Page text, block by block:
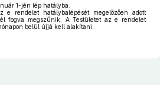
1-jén lép hatályba.
e rendelet hatálybalépését megelőzően adott
fogva megszűnik. A Testületet az e rendelet
belül újjá kell alakítani.